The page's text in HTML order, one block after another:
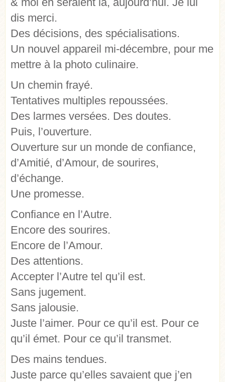
dis merci.
Des décisions, des spécialisations.
Un nouvel appareil mi-décembre, pour me
mettre à la photo culinaire.
Un chemin frayé.
Tentatives multiples repoussées.
Des larmes versées. Des doutes.
Puis, l’ouverture.
Ouverture sur un monde de confiance,
d’Amitié, d’Amour, de sourires,
d’échange.
Une promesse.
Confiance en l’Autre.
Encore des sourires.
Encore de l’Amour.
Des attentions.
Accepter l’Autre tel qu’il est.
Sans jugement.
Sans jalousie.
Juste l’aimer. Pour ce qu’il est. Pour ce
qu’il émet. Pour ce qu’il transmet.
Des mains tendues.
Juste parce qu’elles savaient que j’en